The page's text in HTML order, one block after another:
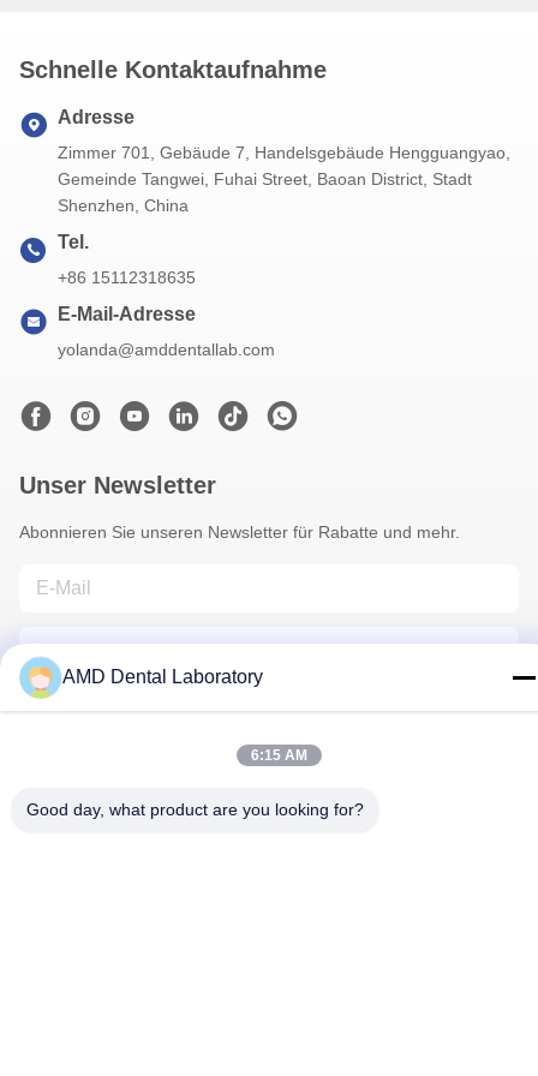
Schnelle Kontaktaufnahme
Adresse
Zimmer 701, Gebäude 7, Handelsgebäude Hengguangyao,
Gemeinde Tangwei, Fuhai Street, Baoan District, Stadt
Shenzhen, China
Tel.
+86 15112318635
E-Mail-Adresse
yolanda@amddentallab.com
Unser Newsletter
Abonnieren Sie unseren Newsletter für Rabatte und mehr.
AMD Dental Laboratory
6:15 AM
Good day, what product are you looking for?